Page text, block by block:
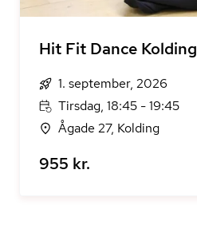
Hit Fit Dance Kolding
1. september, 2026
Tirsdag, 18:45 - 19:45
Ågade 27, Kolding
955 kr.